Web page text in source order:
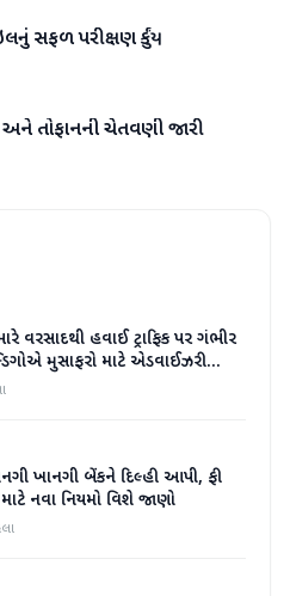
સફળ પરીક્ષણ કર્યું
તોફાનની ચેતવણી જારી
વરસાદથી હવાઈ ટ્રાફિક પર ગંભીર
મુસાફરો માટે એડવાઈઝરી
ખાનગી બેંકને દિલ્હી આપી, ફી
નવા નિયમો વિશે જાણો